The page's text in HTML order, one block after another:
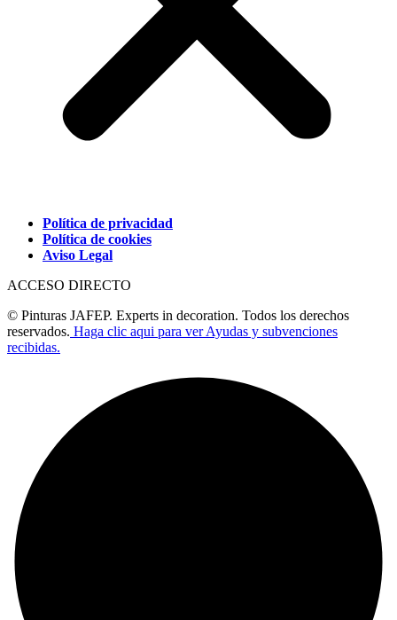
Política de privacidad
Política de cookies
Aviso Legal
ACCESO DIRECTO
© Pinturas JAFEP. Experts in decoration. Todos los derechos
reservados. Haga clic aqui para ver Ayudas y subvenciones
recibidas.